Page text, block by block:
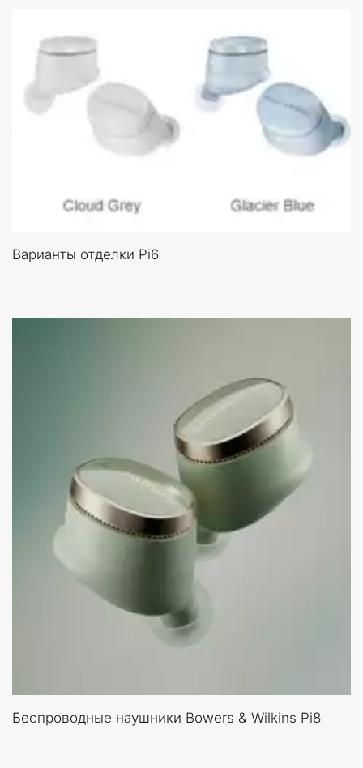
Варианты отделки Pi6
Беспроводные наушники Bowers & Wilkins Pi8